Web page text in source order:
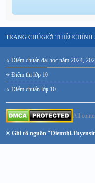
TRANG CHỦGIỚI THIỆUCHÍNH
⭐ Điểm chuẩn đại học năm 2024,
⭐ Điểm thi lớp 10
⭐ Điểm chuẩn lớp 10
All
® Ghi rõ nguồn